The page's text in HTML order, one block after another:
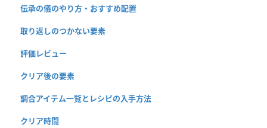
伝承の儀のやり方・おすすめ配置
取り返しのつかない要素
評価レビュー
クリア後の要素
調合アイテム一覧とレシピの入手方法
クリア時間